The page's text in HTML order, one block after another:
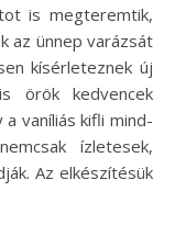
is megteremtik,
az ünnep varázsát
kísérleteznek új
örök kedvencek
a vaníliás kifli mind-
ízletesek,
Az elkészítésük